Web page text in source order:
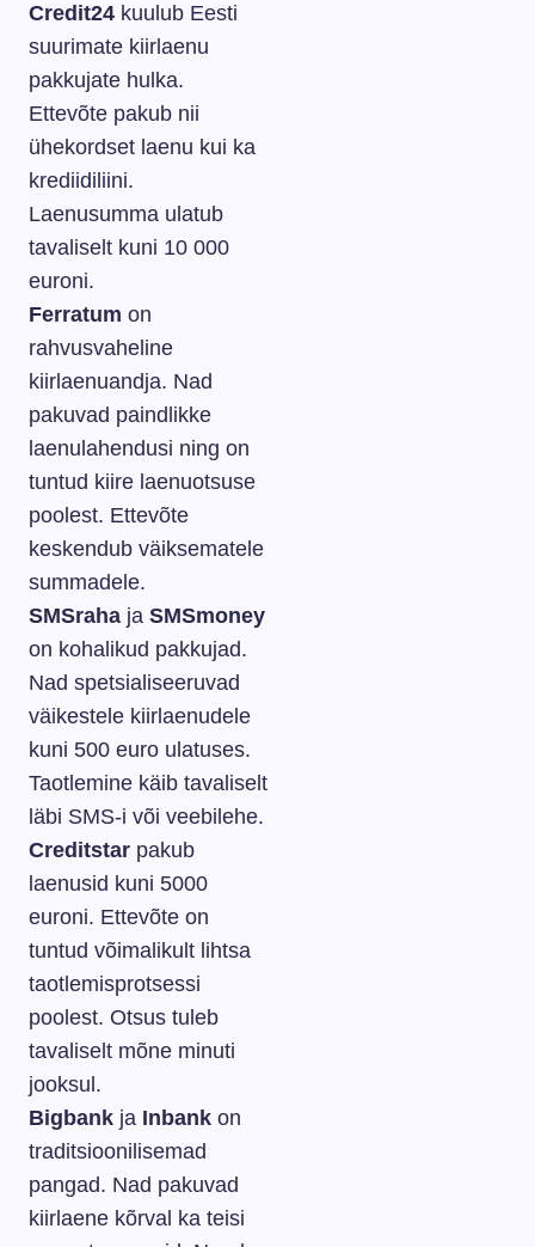
Credit24 kuulub Eesti
suurimate kiirlaenu
pakkujate hulka.
Ettevõte pakub nii
ühekordset laenu kui ka
krediidiliini.
Laenusumma ulatub
tavaliselt kuni 10 000
euroni.
Ferratum on
rahvusvaheline
kiirlaenuandja. Nad
pakuvad paindlikke
laenulahendusi ning on
tuntud kiire laenuotsuse
poolest. Ettevõte
keskendub väiksematele
summadele.
SMSraha ja SMSmoney
on kohalikud pakkujad.
Nad spetsialiseeruvad
väikestele kiirlaenudele
kuni 500 euro ulatuses.
Taotlemine käib tavaliselt
läbi SMS-i või veebilehe.
Creditstar pakub
laenusid kuni 5000
euroni. Ettevõte on
tuntud võimalikult lihtsa
taotlemisprotsessi
poolest. Otsus tuleb
tavaliselt mõne minuti
jooksul.
Bigbank ja Inbank on
traditsioonilisemad
pangad. Nad pakuvad
kiirlaene kõrval ka teisi